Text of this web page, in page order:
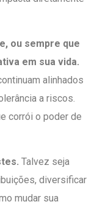
ou sempre que
em sua vida.
alinhados
a riscos.
corrói o poder de
Talvez seja
diversificar
mudar sua